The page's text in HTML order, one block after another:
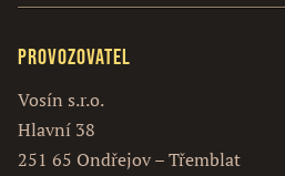
Provozovatel
Vosín s.r.o.
Hlavní 38
251 65 Ondřejov – Třemblat